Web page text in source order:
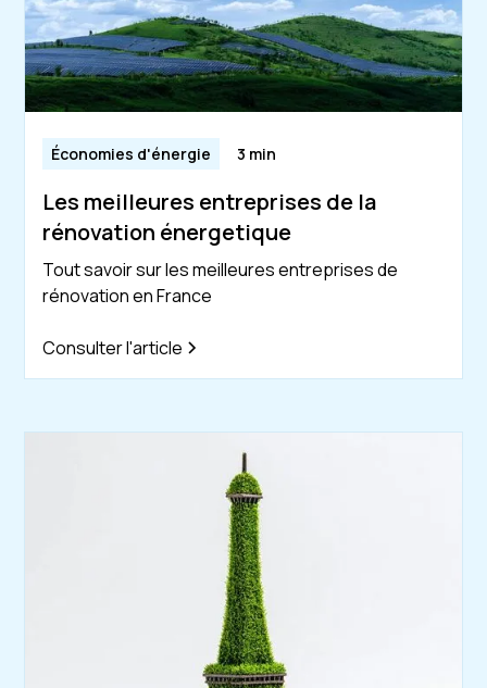
Économies d'énergie 3 min
Les meilleures entreprises de la
rénovation énergetique
Tout savoir sur les meilleures entreprises de
rénovation en France
Consulter l'article